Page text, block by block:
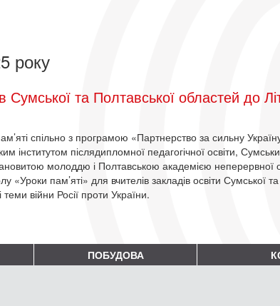
року
Сумської та Полтавської областей до
спільно з програмою «Партнерство за сильну
інститутом післядипломної педагогічної освіти,
молоддю і Полтавською академією неперервної
«Уроки пам’яті» для вчителів закладів освіти Сумської
війни Росії проти України.
ПОБУДОВА